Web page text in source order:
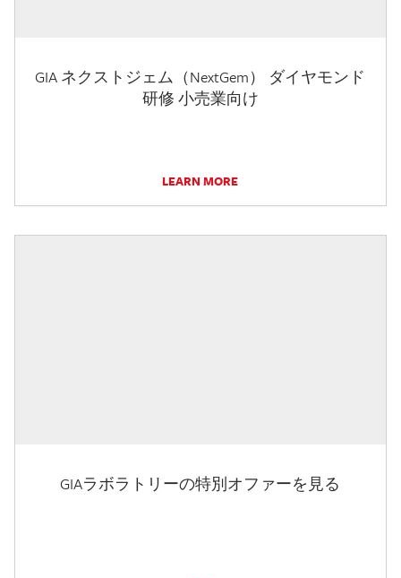
GIA ネクストジェム（NextGem） ダイヤモンド
研修 小売業向け
LEARN MORE
GIAラボラトリーの特別オファーを見る